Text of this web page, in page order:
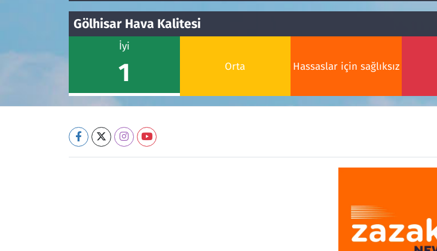
Gölhisar Hava Kalitesi
İyi
1 Orta Hassaslar için sağlıksız